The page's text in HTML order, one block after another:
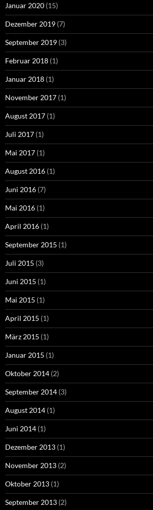
Januar 2020 (15)
Dezember 2019 (7)
September 2019 (3)
Februar 2018 (1)
Januar 2018 (1)
November 2017 (1)
August 2017 (1)
Juli 2017 (1)
Mai 2017 (1)
August 2016 (1)
Juni 2016 (7)
Mai 2016 (1)
April 2016 (1)
September 2015 (1)
Juli 2015 (3)
Juni 2015 (1)
Mai 2015 (1)
April 2015 (1)
März 2015 (1)
Januar 2015 (1)
Oktober 2014 (2)
September 2014 (3)
August 2014 (1)
Juni 2014 (1)
Dezember 2013 (1)
November 2013 (2)
Oktober 2013 (1)
September 2013 (2)